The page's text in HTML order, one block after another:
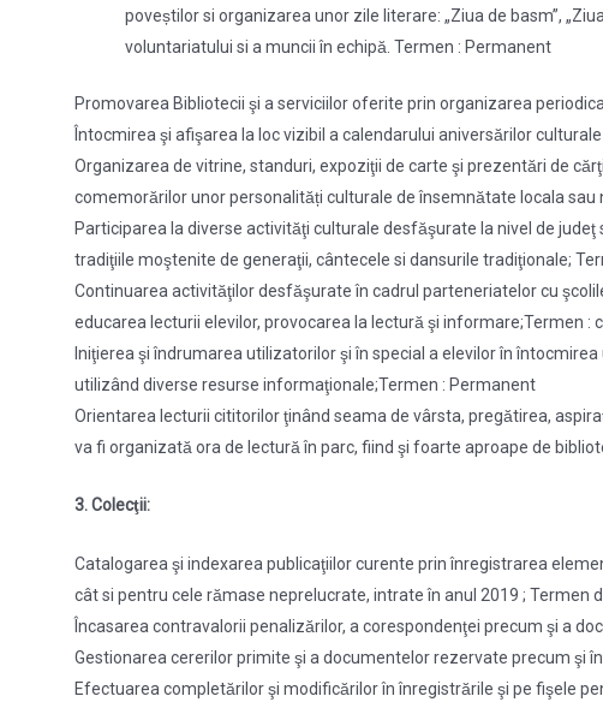
poveștilor si organizarea unor zile literare: „Ziua de basm”,
voluntariatului si a muncii în echipă. Termen : Permanent
Promovarea Bibliotecii şi a serviciilor oferite prin organizarea
Întocmirea şi afişarea la loc vizibil a calendarului aniversărilor
Organizarea de vitrine, standuri, expoziţii de carte şi prezentări de
comemorărilor unor personalități culturale de însemnătate locala sau
Participarea la diverse activităţi culturale desfăşurate la nivel de
tradiţiile moştenite de generaţii, cântecele si dansurile tradiţionale;
Continuarea activităţilor desfăşurate în cadrul parteneriatelor cu
educarea lecturii elevilor, provocarea la lectură şi informare;Termen
Iniţierea şi îndrumarea utilizatorilor şi în special a elevilor în
utilizând diverse resurse informaţionale;Termen : Permanent
Orientarea lecturii cititorilor ţinând seama de vârsta, pregătirea,
va fi organizată ora de lectură în parc, fiind şi foarte aproape de
3. Colecţii:
Catalogarea şi indexarea publicaţiilor curente prin înregistrarea
cât si pentru cele rămase neprelucrate, intrate în anul 2019 ; Termen
Încasarea contravalorii penalizărilor, a corespondenţei precum şi a
Gestionarea cererilor primite şi a documentelor rezervate precum şi
Efectuarea completărilor şi modificărilor în înregistrările şi pe fişele